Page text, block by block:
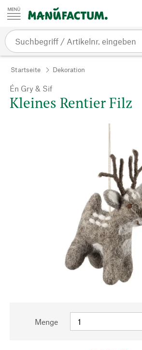
Zum Inhalt springen
Startseite Dekoration
Én Gry & Sif
Kleines Rentier Filz
Menge